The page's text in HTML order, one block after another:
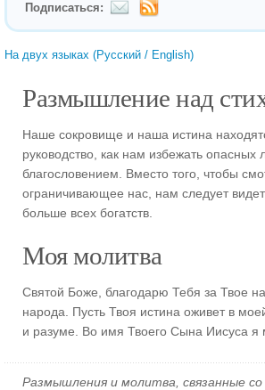
Подписаться:
На двух языках (Русский / English)
Размышление над
Наше сокровище и наша истина
руководство, как нам избежать
благословением. Вместо того, чтобы
ограничивающее нас, нам следует
больше всех богатств.
Моя молитва
Святой Боже, благодарю Тебя за Твое
народа. Пусть Твоя истина оживет в
и разуме. Во имя Твоего Сына Иисуса я
Размышления и молитва, связанные